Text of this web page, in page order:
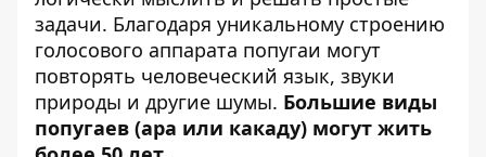
задачи. Благодаря уникальному строению
голосового аппарата попугаи могут
повторять человеческий язык, звуки
природы и другие шумы. Большие виды
попугаев (ара или какаду) могут жить